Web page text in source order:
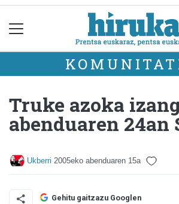
Truke azoka
abenduaren 24an
Ukberri 2005eko abenduaren 15a
Gehitu gaitzazu Googlen